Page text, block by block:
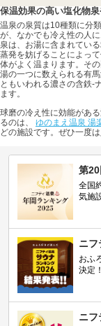
保温効果の高い塩化物
温泉の泉質は10種類に分
が、なかでも冷え性の人
泉は、お湯に含まれてい
蒸発を妨げることによっ
体がよく温まります。そ
湯の一つに数えられる有馬
ともいわれる濃さの含鉄-
ます。
球磨の冷え性に効能があ
るのは、 ゆのまえ温泉 湯
どの施設です。ぜひ一度
第
全国
気施
ニフ
おふ
決定！
ニフ